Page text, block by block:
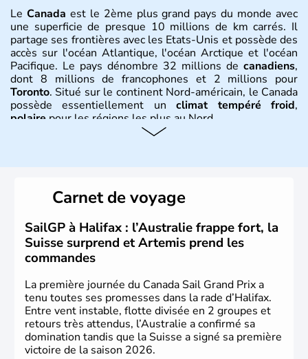
Le Canada est le 2ème plus grand pays du monde avec
une superficie de presque 10 millions de km carrés. Il
partage ses frontières avec les Etats-Unis et possède des
accès sur l'océan Atlantique, l'océan Arctique et l'océan
Pacifique. Le pays dénombre 32 millions de canadiens,
dont 8 millions de francophones et 2 millions pour
Toronto. Situé sur le continent Nord-américain, le Canada
possède essentiellement unclimat tempéré froid,
polaire pour les régions les plus au Nord.
territoire de la ville de Québec, le Canada passe ensuite
sous le contrôle des Britanniques. L'indépendance du
pays a été obtenue au cours d'un long processus qui s'est
étalé de 1867 à 1982. Le peuple autochtone des Inuits,
aujourd'hui appelé Eskimos, n'est découvert qu'au début
du XXème siècle lors d'une expédition dans le Grand
Nord.
Carnet de voyage
SailGP à Halifax : l’Australie frappe fort, la
Suisse surprend et Artemis prend les
commandes
La première journée du Canada Sail Grand Prix a
tenu toutes ses promesses dans la rade d’Halifax.
Entre vent instable, flotte divisée en 2 groupes et
retours très attendus, l’Australie a confirmé sa
domination tandis que la Suisse a signé sa première
victoire de la saison 2026.